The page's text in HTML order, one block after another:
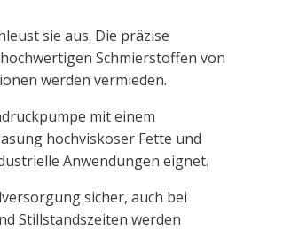
sie aus. Die präzise
Schmierstoffen von
werden vermieden.
mit einem
hochviskoser Fette und
Anwendungen eignet.
sicher, auch bei
Stillstandszeiten werden